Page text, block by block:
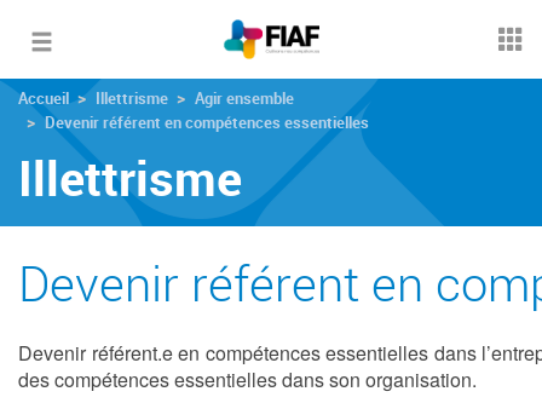
Toggle
Accueil Illettrisme
Agir ensemble
Devenir référent en compétences essentielles
Illettrisme
Devenir référent en
Devenir référent.e en compétences essentielles dans
des compétences essentielles dans son organisation.